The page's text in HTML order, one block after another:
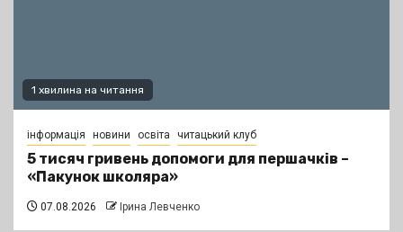
1 хвилина на читання
інформація новини освіта читацький клуб
5 тисяч гривень допомоги для першачків –
«Пакунок школяра»
07.08.2026 Ірина Левченко